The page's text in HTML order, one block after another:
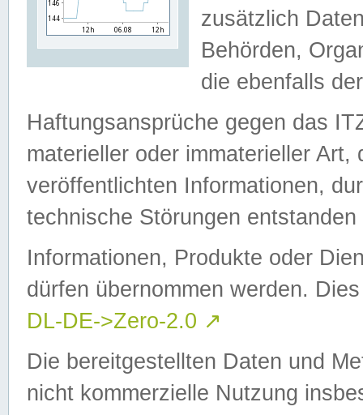
zusätzlich
Behörden,
die ebenfalls
Haftungsansprüche gegen das
materieller oder immaterieller
veröffentlichten Informationen,
technische Störungen
Informationen, Produkte oder
dürfen übernommen werden.
DL-DE->Zero-2.0 ↗
Die bereitgestellten Daten und
nicht kommerzielle Nutzung